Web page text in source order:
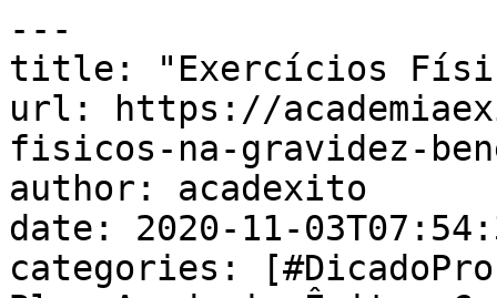
---
title: "Exercícios
url: https://
fisicos-na-gravidez-
author: acadexito
date: 2020-11-
categories: